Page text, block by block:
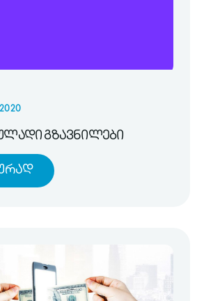
გზავნილები